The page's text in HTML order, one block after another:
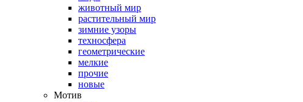
животный мир
растительный мир
зимние узоры
техносфера
геометрические
мелкие
прочие
новые
Мотив